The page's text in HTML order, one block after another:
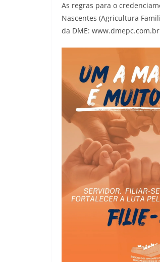
As regras para o
Nascentes (Agricultura
da DME: